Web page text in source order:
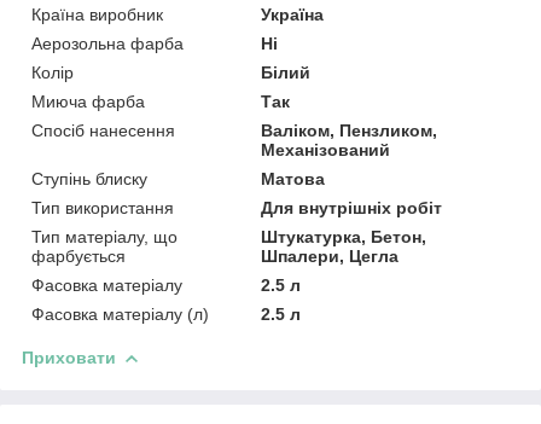
Країна виробник
Україна
Аерозольна фарба
Ні
Колір
Білий
Миюча фарба
Так
Спосіб нанесення
Валіком, Пензликом,
Механізований
Ступінь блиску
Матова
Тип використання
Для внутрішніх робіт
Тип матеріалу, що
фарбується
Штукатурка, Бетон,
Шпалери, Цегла
Фасовка матеріалу
2.5 л
Фасовка матеріалу (л)
2.5 л
Приховати